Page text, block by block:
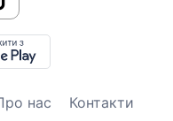
нас
Контакти